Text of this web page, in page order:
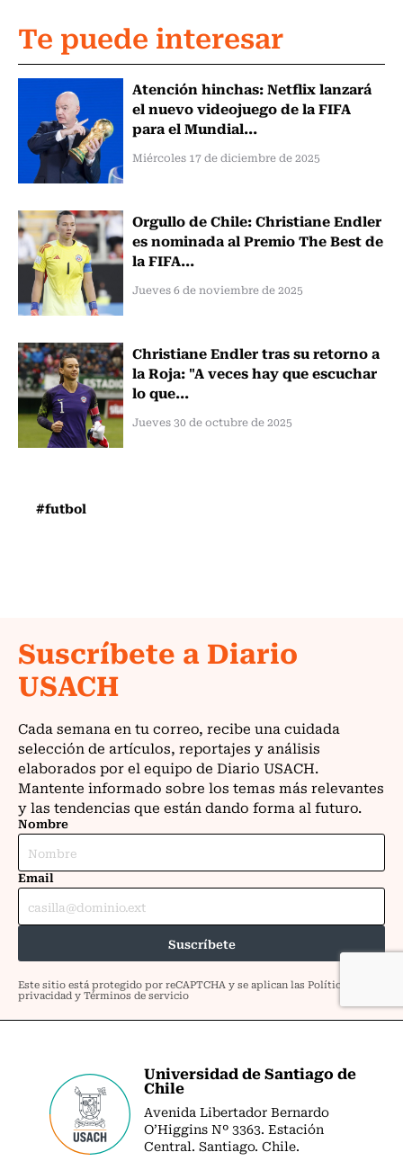
Te puede interesar
Atención hinchas: Netflix lanzará
el nuevo videojuego de la FIFA
para el Mundial...
Miércoles 17 de diciembre de 2025
Orgullo de Chile: Christiane Endler
es nominada al Premio The Best de
la FIFA...
Jueves 6 de noviembre de 2025
Christiane Endler tras su retorno a
la Roja: "A veces hay que escuchar
lo que...
Jueves 30 de octubre de 2025
#futbol
Universidad de Santiago de
Chile
Avenida Libertador Bernardo
O’Higgins Nº 3363. Estación
Central. Santiago. Chile.